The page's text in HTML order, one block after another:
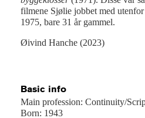
filmene Sjølie jobbet med
1975, bare 31 år gammel.
Øivind Hanche (2023)
Basic info
Main profession: Continuity/
Born: 1943